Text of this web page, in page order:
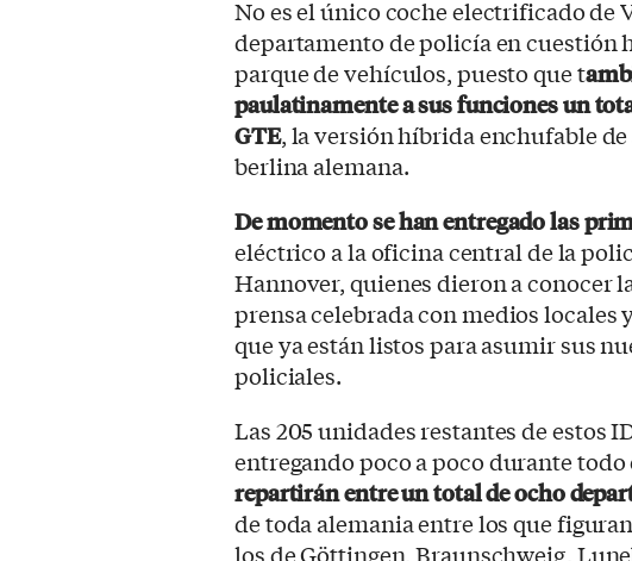
No es el único coche electrificado de
departamento de policía en cuestión
parque de vehículos, puesto que t
paulatinamente a sus funciones un
GTE, la versión híbrida enchufable
berlina alemana.
De momento se han entregado las
eléctrico a la oficina central de la
Hannover, quienes dieron a conocer
prensa celebrada con medios locales
que ya están listos para asumir sus
policiales.
Las 205 unidades restantes de estos
entregando poco a poco durante todo
repartirán entre un total de ocho
de toda alemania entre los que
los de Göttingen, Braunschweig,